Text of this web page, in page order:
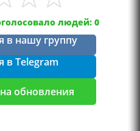
людей: 0
в нашу группу
в Telegram
обновления